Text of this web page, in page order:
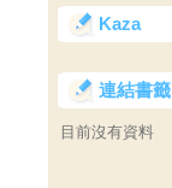
Kaza
連結書籤
目前沒有資料